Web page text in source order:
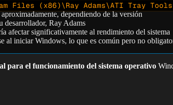
Files (x86)\Ray Adams\ATI Tray
dependiendo de la versión
desarrollador, Ray Adams
afectar significativamente al rendimiento del sistema
al iniciar Windows, lo que es común pero no
para el funcionamiento del sistema operativo